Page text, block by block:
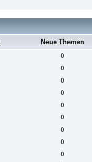
Neue Themen
0
0
0
0
0
0
0
0
0